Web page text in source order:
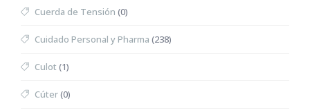
Cuerda de Tensión (0)
Cuidado Personal y Pharma (238)
Culot (1)
Cúter(0)